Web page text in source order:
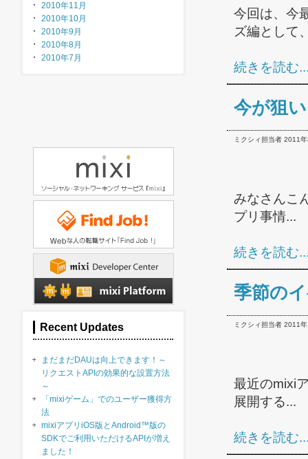
2010年11月
2010年10月
2010年9月
2010年8月
2010年7月
Recent Updates
まだまだDAUは向上できます！～
リクエストAPIの効果的な設置方法
～
「mixiゲーム」でのユーザー獲得方
法
mixiアプリiOS版とAndroid™版の
SDKでご利用いただけるAPIが増え
ました！
今回は、今
ズ編として
続きを読む
今が狙
ミクシィ担当者 2011
みなさんこ
プリ事情...
続きを読む
季節の
ミクシィ担当者 2011
最近のmixi
展開する...
続きを読む